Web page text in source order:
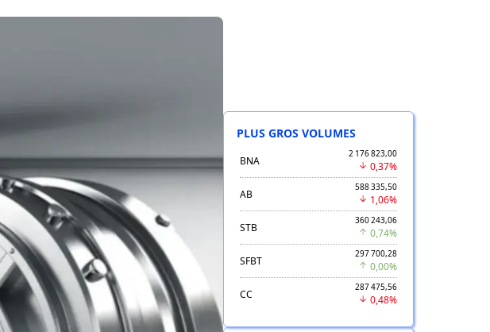
PLUS GROS VOLUMES
BNA
2 176 823,00
0,37%
AB
588 335,50
1,06%
STB
360 243,06
0,74%
SFBT
297 700,28
0,00%
CC
287 475,56
0,48%